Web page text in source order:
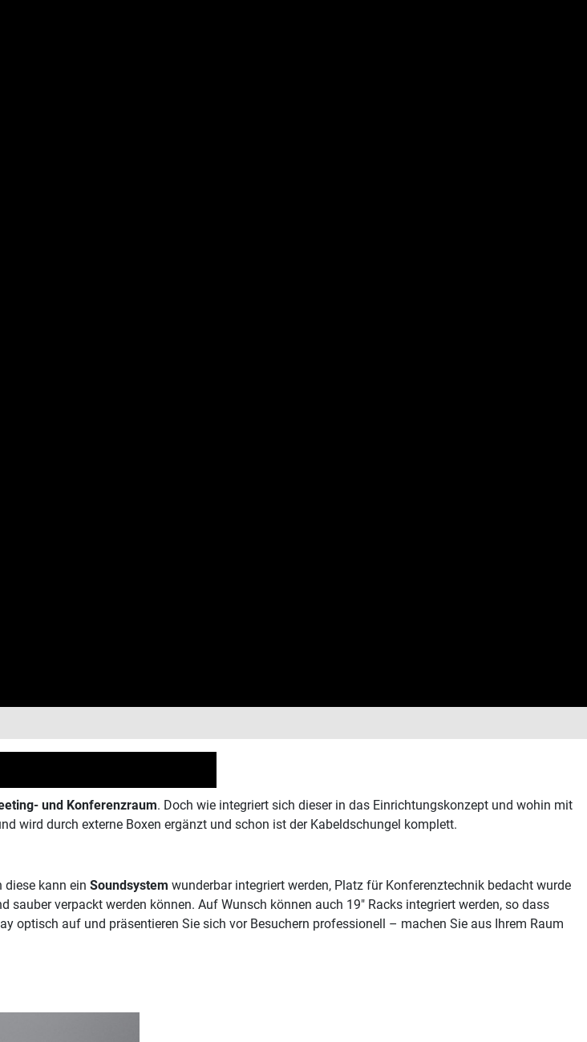
und Konferenzraum. Doch wie integriert sich dieser in das Einrichtungskonzept und wohin mit
wird durch externe Boxen ergänzt und schon ist der Kabeldschungel komplett.
kann ein Soundsystem wunderbar integriert werden, Platz für Konferenztechnik bedacht wurde
sauber verpackt werden können. Auf Wunsch können auch 19″ Racks integriert werden, so dass
optisch auf und präsentieren Sie sich vor Besuchern professionell – machen Sie aus Ihrem Raum